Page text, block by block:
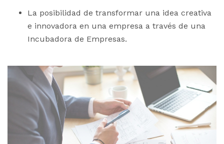
La posibilidad de transformar una idea creativa
e innovadora en una empresa a través de una
Incubadora de Empresas.